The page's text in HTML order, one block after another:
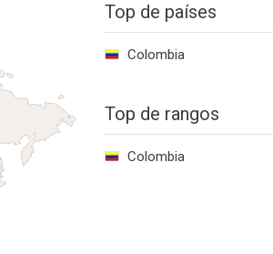
Top de países
Colombia
Top de rangos
Colombia